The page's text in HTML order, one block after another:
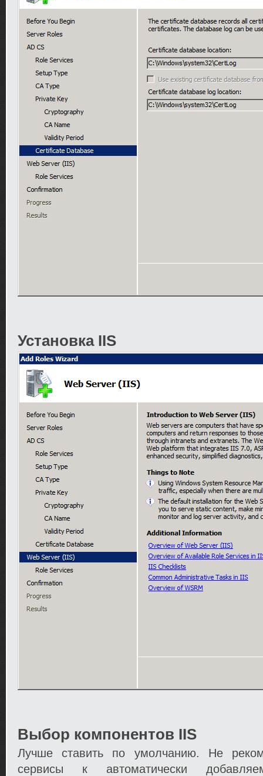
Установка IIS
Выбор компонентов IIS
Лучше ставить по умолчанию. Не
сервисы к автоматически